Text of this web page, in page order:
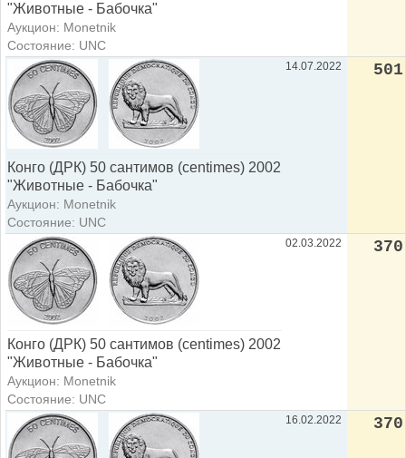
"Животные - Бабочка"
Аукцион: Monetnik
Состояние: UNC
Конго (ДРК) 50 сантимов (centimes) 2002
"Животные - Бабочка"
Аукцион: Monetnik
Состояние: UNC
14.07.2022 501
Конго (ДРК) 50 сантимов (centimes) 2002
"Животные - Бабочка"
Аукцион: Monetnik
Состояние: UNC
02.03.2022 370
16.02.2022 370